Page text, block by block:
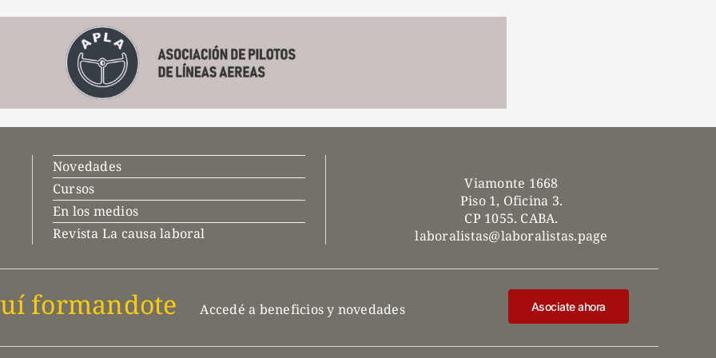
Novedades
Cursos
En los medios
Revista La causa laboral
Viamonte 1668
Piso 1, Oficina 3.
CP 1055. CABA.
laboralistas@laboralistas.page
formandote Accedé a beneficios y novedades Asociate ahora